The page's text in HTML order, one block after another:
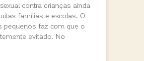
contra crianças ainda
famílias e escolas. O
pequenos faz com que o
evitado. No